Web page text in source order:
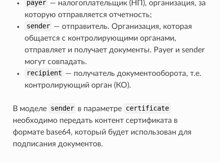
payer — налогоплательщик (НП), организация, за
которую отправляется отчетность;
sender — отправитель. Организация, которая
общается с контролирующими органами,
отправляет и получает документы. Payer и sender
могут совпадать.
recipient — получатель документооборота, т.е.
контролирующий орган (КО).
В моделе sender в параметре certificate
необходимо передать контент сертификата в
формате base64, который будет использован для
подписания документов.